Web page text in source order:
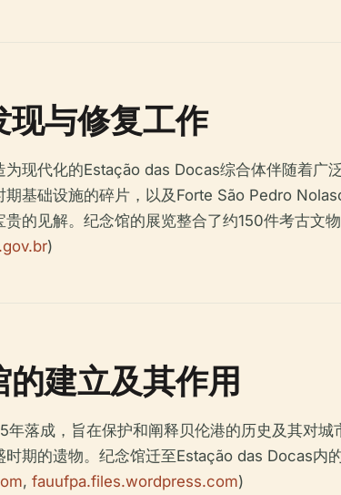
现与修复工作
为现代化的Estação das Docas综合体伴随着
期基础设施的碎片，以及Forte São Pedro
贵的见解。纪念馆的展览整合了约150件考古文
)
的建立及其作用
年落成，旨在保护和阐释贝伦港的历史及其对
时期的遗物。纪念馆迁至Estação das Docas内
, fauufpa.files.wordpress.com)